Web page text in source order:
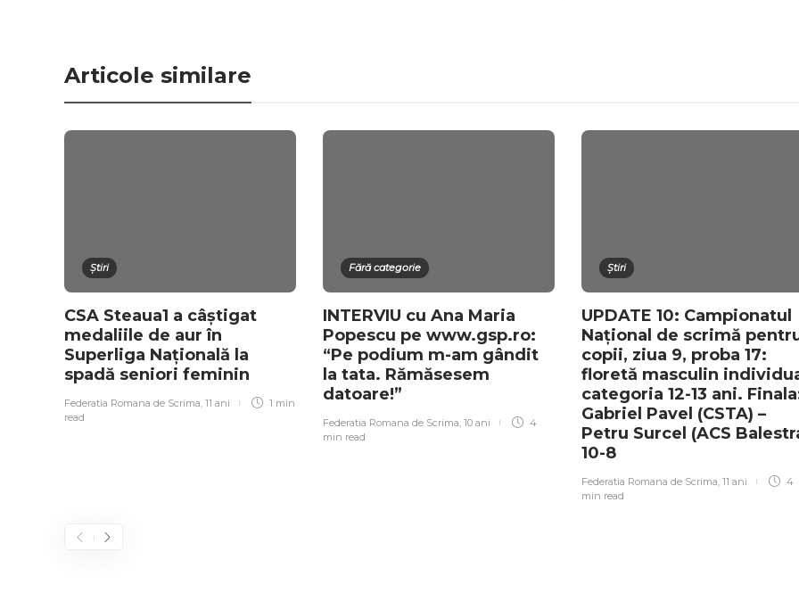
Articole similare
Știri
CSA Steaua1 a câștigat
medaliile de aur în
Superliga Națională la
spadă seniori feminin
Federatia Romana de Scrima, 11 ani
1 min
read
Fără categorie
INTERVIU cu Ana Maria
Popescu pe www.gsp.ro:
“Pe podium m-am gândit
la tata. Rămăsesem
datoare!”
Federatia Romana de Scrima, 10 ani
4
min read
Știri
UPDATE 10: Campionatul
Național de scrimă
copii, ziua 9, proba 17:
floretă masculin
categoria 12-13 ani.
Gabriel Pavel (CSTA) –
Petru Surcel (ACS
10-8
Federatia Romana de Scrima, 11 ani
4
min read